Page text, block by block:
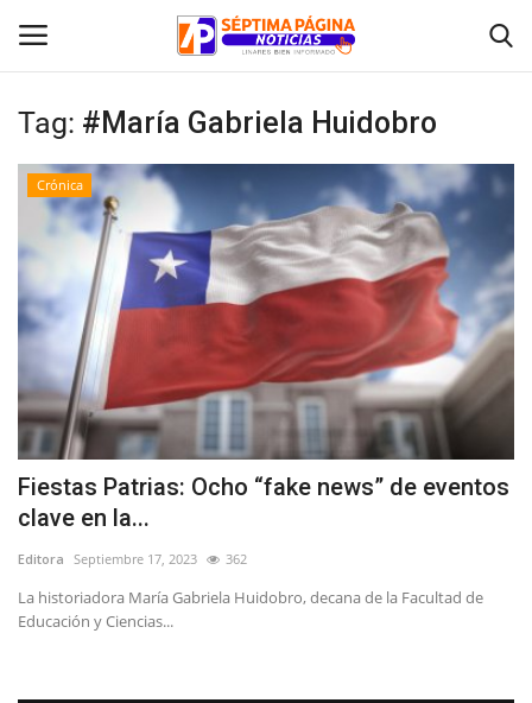
Inicio
Crónica
Policial
Tribunales
Deporte
Política
Espectáculos
Tag: #María Gabriela Huidobro
Crónica
Fiestas Patrias: Ocho “fake news” de eventos
clave en la...
Editora Septiembre 17, 2023 362
La historiadora María Gabriela Huidobro, decana de la Facultad de
Educación y Ciencias...